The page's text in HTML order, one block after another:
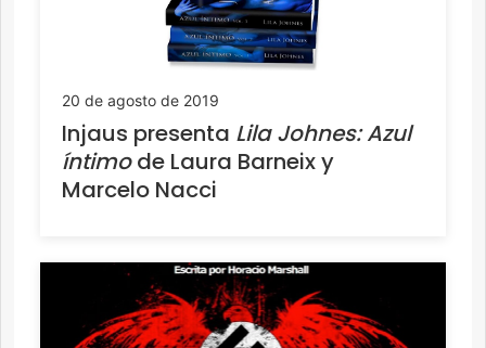
20 de agosto de 2019
Injaus presenta Lila Johnes: Azul
íntimode Laura Barneix y
Marcelo Nacci